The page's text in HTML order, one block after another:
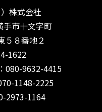
株式会社
手市十文字町
５８番地２
1622
080-9632-4415
1148-2225
2973-1164